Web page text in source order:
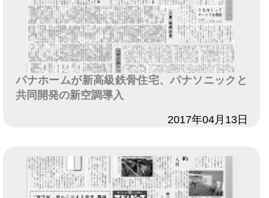
パナホームが新高級鉄骨住宅、パナソニックと
共同開発の新空調導入
2017年04月13日